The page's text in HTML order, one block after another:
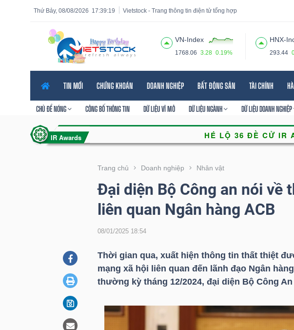
17:39:21
Thứ Bảy, 08/08/2026 Vietstock - Trang thông tin điện tử tổng hợp
VN-Index
1768.06 3.28 0.19%
HNX-
293.44
TIN MỚI CHỨNG KHOÁN DOANH NGHIỆP BẤT ĐỘNG SẢN TÀI CHÍNH
CHỦ ĐỀ NÓNG CÔNG BỐ THÔNG TIN DỮ LIỆU VĨ MÔ DỮ LIỆU NGÀNH DỮ LIỆU DOANH NGHIỆP
Trang chủ Doanh nghiệp Nhân vật
Đại diện Bộ Công an nói về
liên quan Ngân hàng ACB
08/01/2025 18:54
Thời gian qua, xuất hiện thông tin thất thiệt
mạng xã hội liên quan đến lãnh đạo Ngân hàng
thường kỳ tháng 12/2024, đại diện Bộ Công
Tính năng
năng
VIETSTOCK